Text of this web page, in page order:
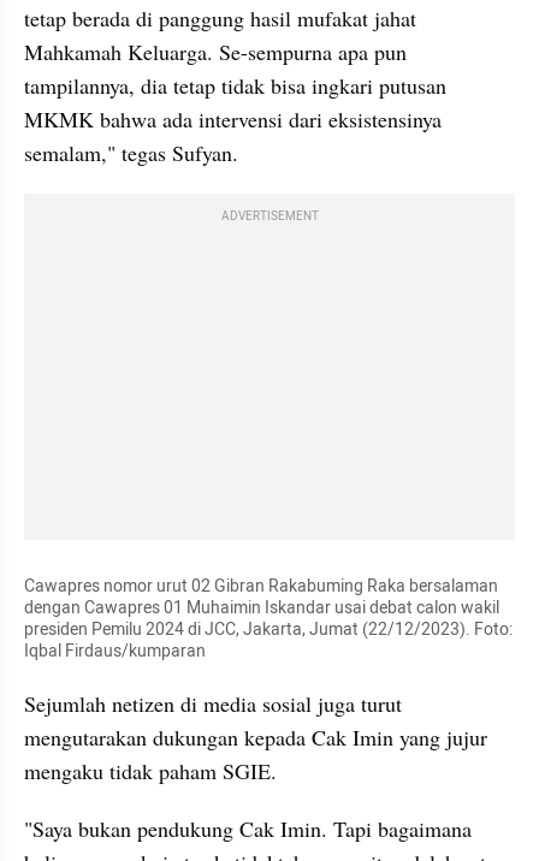
tetap berada di panggung hasil mufakat jahat
Mahkamah Keluarga. Se-sempurna apa pun
tampilannya, dia tetap tidak bisa ingkari putusan
MKMK bahwa ada intervensi dari eksistensinya
semalam," tegas Sufyan.
ADVERTISEMENT
Cawapres nomor urut 02 Gibran Rakabuming Raka bersalaman
dengan Cawapres 01 Muhaimin Iskandar usai debat calon wakil
presiden Pemilu 2024 di JCC, Jakarta, Jumat (22/12/2023). Foto:
Iqbal Firdaus/kumparan
Sejumlah netizen di media sosial juga turut
mengutarakan dukungan kepada Cak Imin yang jujur
mengaku tidak paham SGIE.
"Saya bukan pendukung Cak Imin. Tapi bagaimana